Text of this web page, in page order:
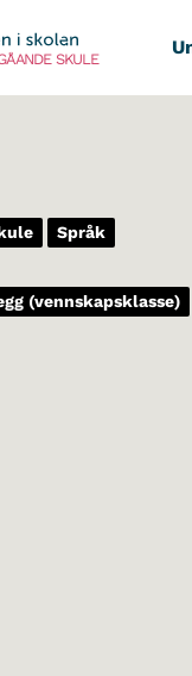
SKULE
Språk
(vennskapsklasse)